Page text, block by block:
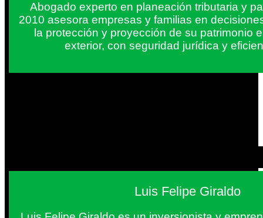
Abogado experto en planeación tributaria y
2010 asesora empresas y familias en
la protección y proyección de su patrimonio
exterior, con seguridad jurídica y
Luis Felipe Giraldo